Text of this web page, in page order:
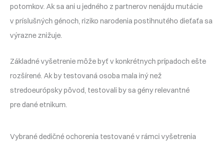
potomkov. Ak sa ani u jedného z partnerov nenájdu mutácie
v príslušných génoch, riziko narodenia postihnutého dieťaťa sa
výrazne znižuje.
Základné vyšetrenie môže byť v konkrétnych prípadoch ešte
rozšírené. Ak by testovaná osoba mala iný než
stredoeurópsky pôvod, testovali by sa gény relevantné
pre dané etnikum.
Vybrané dedičné ochorenia testované v rámci vyšetrenia